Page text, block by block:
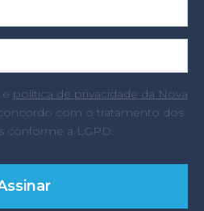
política de privacidade da Nova
com o tratamento dos
conforme a LGPD.